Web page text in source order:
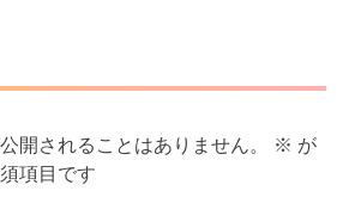
開されることはありません。 ※ が
項目です